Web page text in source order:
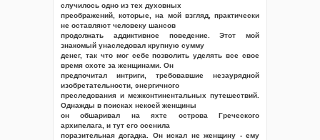
случилось одно из тех духовных
преображений, которые, на мой взгляд, практически
не оставляют человеку шансов
продолжать аддиктивное поведение. Этот мой
знакомый унаследовал крупную сумму
денег, так что мог себе позволить уделять все свое
время охоте за женщинами. Он
предпочитал интриги, требовавшие незаурядной
изобретательности, энергичного
преследования и межконтинентальных путешествий.
Однажды в поисках некоей женщины
он обшаривал на яхте острова Греческого
архипелага, и тут его осенила
поразительная догадка. Он искал не женщину - ему